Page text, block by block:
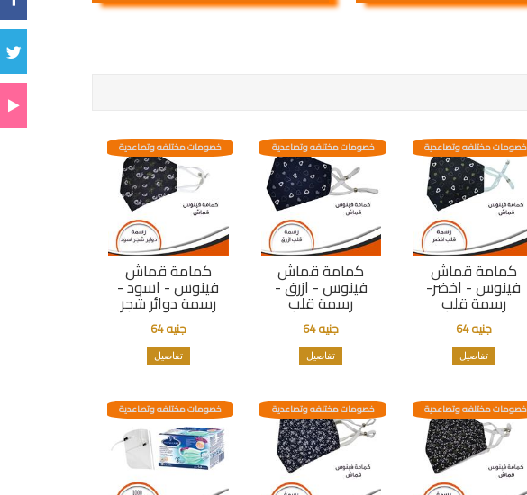
كمامة قماش
فينوس - اخضر-
رسمة قلب
خصومات مختلفه وتصاعدية
جنيه 64
تفاصيل
كمامة قماش
فينوس - ازرق -
رسمة قلب
خصومات مختلفه وتصاعدية
جنيه 64
تفاصيل
كمامة قماش
فينوس - اسود -
رسمة دوائر شجر
خصومات مختلفه وتصاعدية
جنيه 64
تفاصيل
خصومات مختلفه وتصاعدية خصومات مختلفه وتصاعدية خصومات مختلفه وتصاعدية